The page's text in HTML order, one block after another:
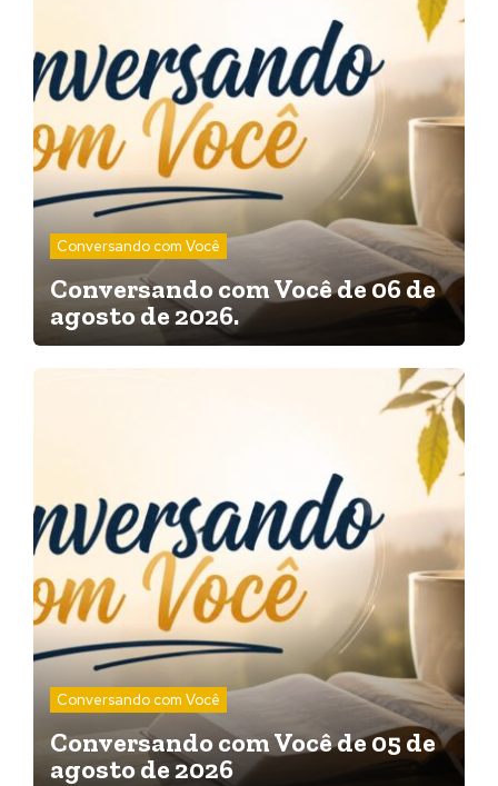
Conversando com Você
Conversando com Você de 06 de
agosto de 2026.
Conversando com Você
Conversando com Você de 05 de
agosto de 2026